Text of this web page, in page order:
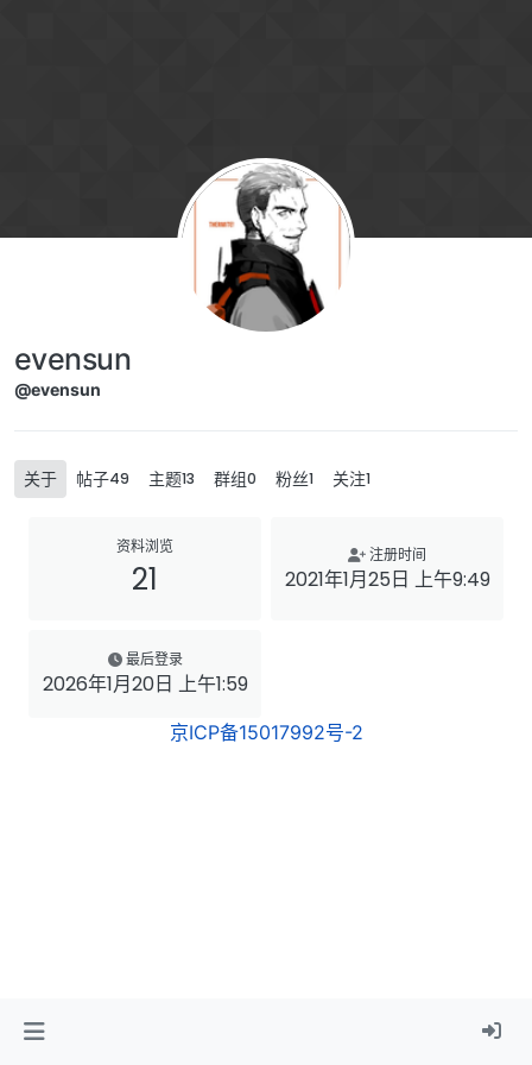
evensun
@evensun
关于 帖子49 主题13 群组0 粉丝1 关注1
资料浏览
21
注册时间
2021年1月25日 上午9:49
最后登录
2026年1月20日 上午1:59
京ICP备15017992号-2